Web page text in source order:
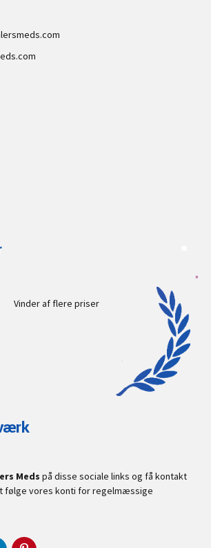
Vinder af flere priser
Meds på disse sociale links og få kontakt
følge vores konti for regelmæssige